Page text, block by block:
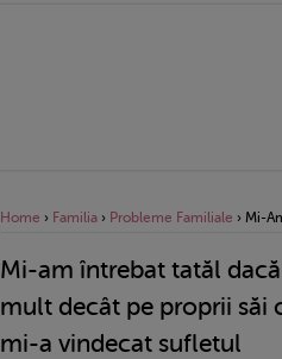
Home › Familia › Probleme Familiale › Mi-
Mi-am întrebat tatăl
mult decât pe proprii săi
mi-a vindecat sufletul